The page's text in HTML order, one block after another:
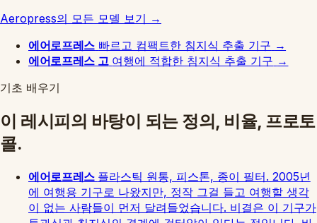
Aeropress의 모든 모델 보기 →
에어로프레스 빠르고 컴팩트한 침지식 추출 기구 →
에어로프레스 고 여행에 적합한 침지식 추출 기구 →
기초 배우기
이 레시피의 바탕이 되는 정의, 비율, 프로토
콜.
에어로프레스 플라스틱 원통, 피스톤, 종이 필터. 2005년
에 여행용 기구로 나왔지만, 정작 그걸 들고 여행할 생각
이 없는 사람들이 먼저 달려들었습니다. 비결은 이 기구가